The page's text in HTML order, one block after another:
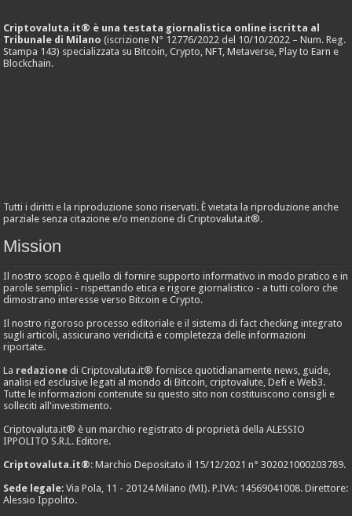
Criptovaluta.it® è una testata giornalistica online iscritta al
Tribunale di Milano (iscrizione N° 12776/2022 del 10/10/2022 – Num. Reg.
Stampa 143) specializzata su Bitcoin, Crypto, NFT, Metaverse, Play to Earn e
Blockchain.
Tutti i diritti e la riproduzione sono riservati. È vietata la riproduzione anche
parziale senza citazione e/o menzione di Criptovaluta.it®.
Mission
Il nostro scopo è quello di fornire supporto informativo in modo pratico e in
parole semplici - rispettando etica e rigore giornalistico - a tutti coloro che
dimostrano interesse verso Bitcoin e Crypto.
Il nostro rigoroso processo editoriale e il sistema di fact checking integrato
sugli articoli, assicurano veridicità e completezza delle informazioni
riportate.
La redazione di Criptovaluta.it® fornisce quotidianamente news, guide,
analisi ed esclusive legati al mondo di Bitcoin, criptovalute, Defi e Web3.
Tutte le informazioni contenute su questo sito non costituiscono consigli e
solleciti all'investimento.
Criptovaluta.it® è un marchio registrato di proprietà della ALESSIO
IPPOLITO S.R.L. Editore.
Criptovaluta.it®: Marchio Depositato il 15/12/2021 n° 302021000203789.
Sede legale: Via Pola, 11 - 20124 Milano (MI). P.IVA: 14569041008. Direttore:
Alessio Ippolito.